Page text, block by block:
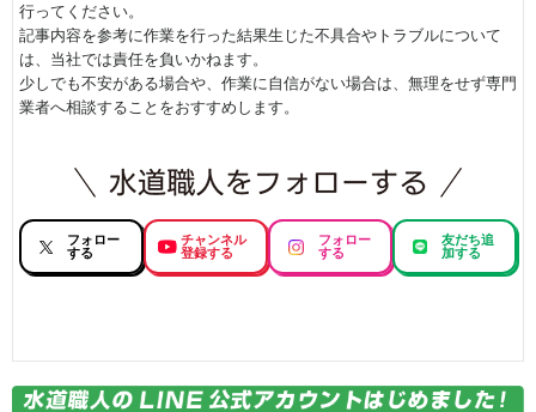
行ってください。
記事内容を参考に作業を行った結果生じた不具合やトラブルについて
は、当社では責任を負いかねます。
少しでも不安がある場合や、作業に自信がない場合は、無理をせず専門
業者へ相談することをおすすめします。
フォロー
する
チャンネル
登録する
フォロー
する
友だち追
加する